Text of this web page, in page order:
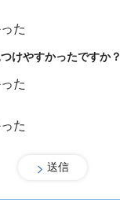
た
けやすかったですか？
た
た